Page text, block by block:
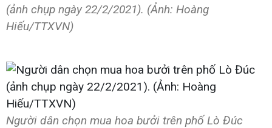
(ảnh chụp ngày 22/2/2021). (Ảnh: Hoàng
Hiếu/TTXVN)
Người dân chọn mua hoa bưởi trên phố Lò Đúc